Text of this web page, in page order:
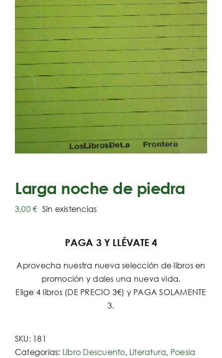
Larga noche de piedra
3,00€ Sin existencias
PAGA 3 Y LLÉVATE 4
Aprovecha nuestra nueva selección de libros en
promoción y dales una nueva vida.
Elige 4 libros (DE PRECIO 3€) y PAGA SOLAMENTE
3.
SKU: 181
Categorías: Libro Descuento, Literatura, Poesía